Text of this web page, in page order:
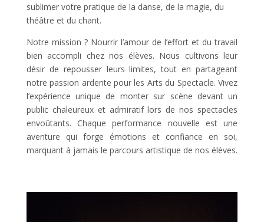
sublimer votre pratique de la danse, de la magie, du
théâtre et du chant.
Notre mission ? Nourrir l’amour de l’effort et du travail
bien accompli chez nos élèves. Nous cultivons leur
désir de repousser leurs limites, tout en partageant
notre passion ardente pour les Arts du Spectacle. Vivez
l’expérience unique de monter sur scène devant un
public chaleureux et admiratif lors de nos spectacles
envoûtants. Chaque performance nouvelle est une
aventure qui forge émotions et confiance en soi,
marquant à jamais le parcours artistique de nos élèves.